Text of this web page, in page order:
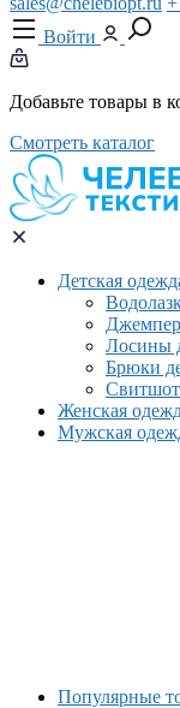
Войти
Добавьте товары в
Смотреть каталог
Детская
Лосины
Брюки
Свитшот
Женская
Мужская
Популярные